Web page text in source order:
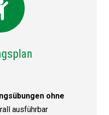
ohne
ausführbar